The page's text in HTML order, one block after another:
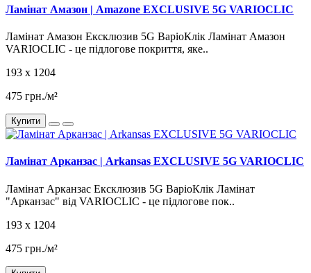
Ламінат Амазон | Amazone EXCLUSIVE 5G VARIOCLIC
Ламінат Амазон Ексклюзив 5G ВаріоКлік Ламінат Амазон
VARIOCLIC - це підлогове покриття, яке..
193 x 1204
475 грн./м²
Купити
Ламінат Арканзас | Arkansas EXCLUSIVE 5G VARIOCLIC
Ламінат Арканзас Ексклюзив 5G ВаріоКлік Ламінат
"Арканзас" від VARIOCLIC - це підлогове пок..
193 x 1204
475 грн./м²